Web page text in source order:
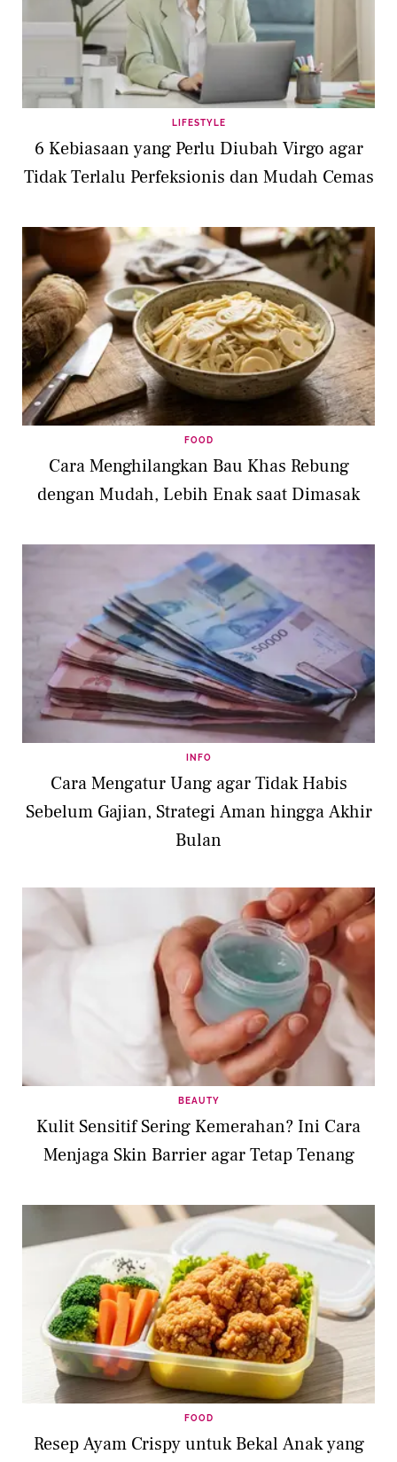
LIFESTYLE
6 Kebiasaan yang Perlu Diubah Virgo agar
Tidak Terlalu Perfeksionis dan Mudah Cemas
FOOD
Cara Menghilangkan Bau Khas Rebung
dengan Mudah, Lebih Enak saat Dimasak
INFO
Cara Mengatur Uang agar Tidak Habis
Sebelum Gajian, Strategi Aman hingga Akhir
Bulan
BEAUTY
Kulit Sensitif Sering Kemerahan? Ini Cara
Menjaga Skin Barrier agar Tetap Tenang
FOOD
Resep Ayam Crispy untuk Bekal Anak yang